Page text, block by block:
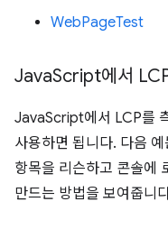
WebPageTest
JavaScript에서
JavaScript에서 LCP를
사용하면 됩니다. 다음 예
항목을 리슨하고 콘솔에
만드는 방법을 보여줍니